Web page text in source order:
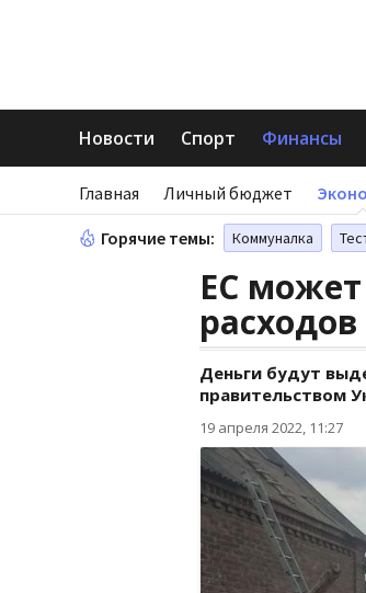
Новости Спорт Финансы
Главная Личный бюджет
Горячие темы: Коммуналка
ЕС
Деньги будут
правительством
19 апреля 2022, 11:27